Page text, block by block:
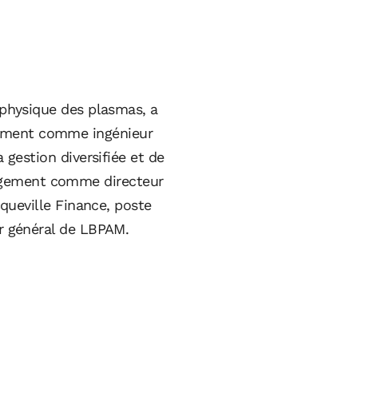
des plasmas, a
comme ingénieur
gestion diversifiée et de
comme directeur
Finance, poste
de LBPAM.